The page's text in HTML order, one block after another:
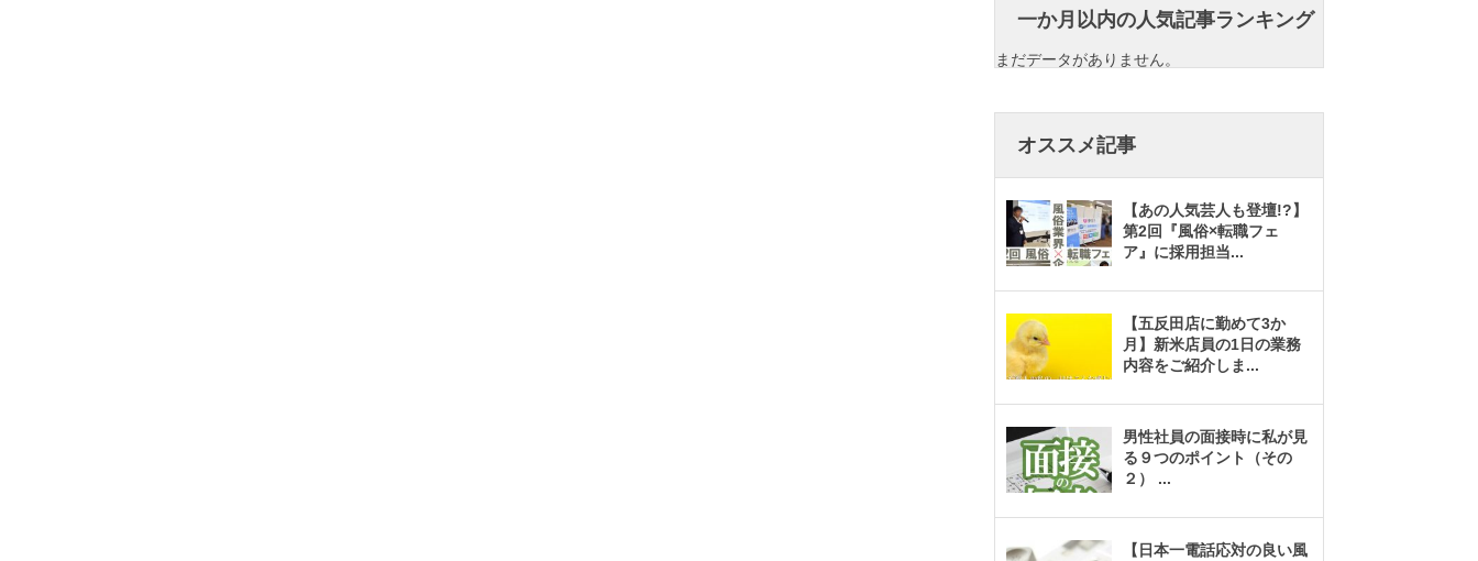
一か月以内の人気記事ランキング
まだデータがありません。
オススメ記事
【あの人気芸人も登壇!?】
第2回『風俗×転職フェ
ア』に採用担当...
【五反田店に勤めて3か
月】新米店員の1日の業務
内容をご紹介しま ...
男性社員の面接時に私が見
る９つのポイント（その
２） ...
【日本一電話応対の良い風